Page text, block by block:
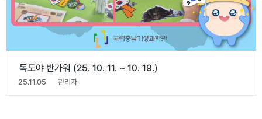
독도야 반가워 (25. 10. 11. ~ 10. 19.)
25.11.05 관리자